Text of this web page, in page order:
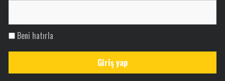
Beni hatırla
Giriş yap